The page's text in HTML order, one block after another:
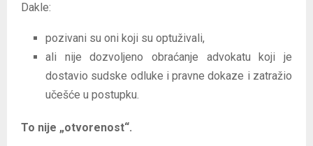
Dakle:
pozivani su oni koji su optuživali,
ali nije dozvoljeno obraćanje advokatu koji je
dostavio sudske odluke i pravne dokaze i zatražio
učešće u postupku.
To nije „otvorenost“.